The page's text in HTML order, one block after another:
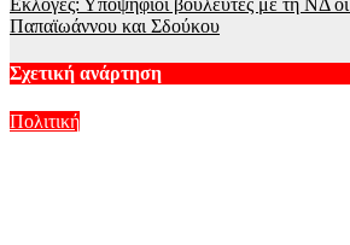
Εκλογές: Υποψήφιοι βουλευτές με τη ΝΔ
Παπαϊωάννου και Σδούκου
Σχετική ανάρτηση
Πολιτική